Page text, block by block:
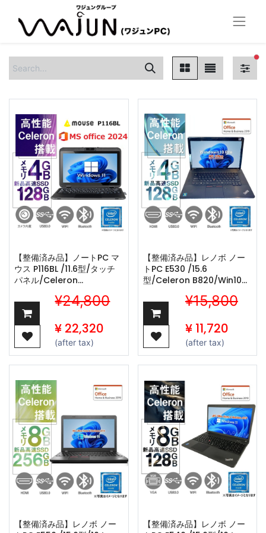
【整備済み品】ノートPC マ
ウス P116BL /11.6型/タッチ
パネル/Celeron
Office H&B 2019 /WEBカ
メラ/wajunの
WIFI/Bluetooth/4GB/128GB
SSD
¥24,800
¥ 22,320
(after tax)
【整備済み品】レノボ ノー
トPC E530 /15.6
型/Celeron B820/Win10
/wajunの
WIFI/Bluetooth/8GB/128GB
SSD
¥15,800
¥ 11,720
(after tax)
【整備済み品】レノボ ノー
【整備済み品】レノボ ノー